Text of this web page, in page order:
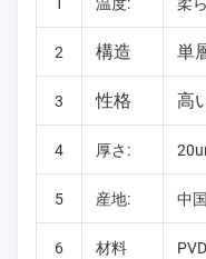
温度: 柔
2 構造 単
3 性格 高
4 厚さ:
5 産地: 中国
6 材料